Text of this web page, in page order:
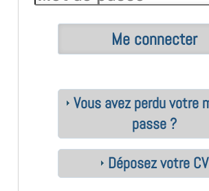
Vous avez perdu votre
passe ?
Déposez votre CV